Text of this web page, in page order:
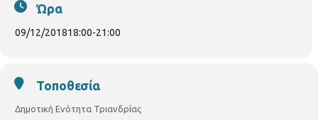
3ου Δημοτικού Σχολείου Τριανδρίας
1ου Γυμνασίου Τριανδρίας
Ταυτόχρονα με την ομάδα «Πολυθέαμα» θα ταξιδέψουμε στον
painting, ξυλοπόδαρους, ξωτικά, Άγιο Βασίλη, τάρανδο,
Ώρα
09/12/201818:00-21:00
Τοποθεσία
Δημοτική Ενότητα Τριανδρίας